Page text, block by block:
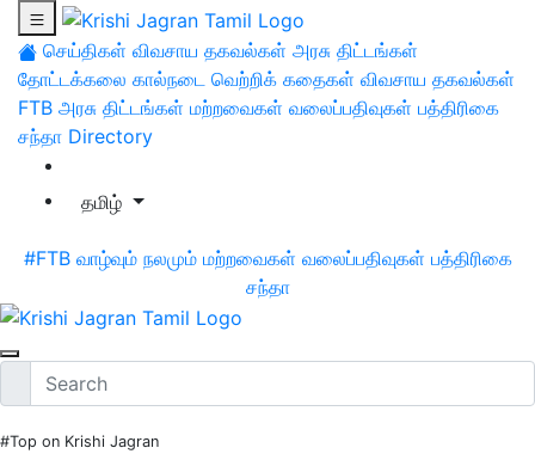
செய்திகள் விவசாய தகவல்கள் அரசு திட்டங்கள்
தோட்டக்கலை கால்நடை வெற்றிக் கதைகள் விவசாய தகவல்கள்
FTB அரசு திட்டங்கள் மற்றவைகள் வலைப்பதிவுகள் பத்திரிகை
சந்தா Directory
தமிழ்
#FTB வாழ்வும் நலமும் மற்றவைகள் வலைப்பதிவுகள் பத்திரிகை
சந்தா
#Top on Krishi Jagran